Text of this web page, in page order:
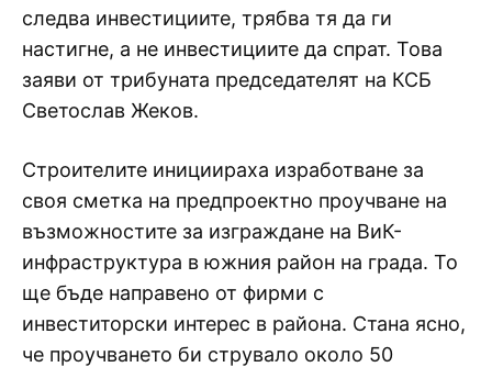
следва инвестициите, трябва тя да ги
настигне, а не инвестициите да спрат. Това
заяви от трибуната председателят на КСБ
Светослав Жеков.
Строителите инициираха изработване за
своя сметка на предпроектно проучване на
възможностите за изграждане на ВиК-
инфраструктура в южния район на града. То
ще бъде направено от фирми с
инвеститорски интерес в района. Стана ясно,
че проучването би струвало около 50